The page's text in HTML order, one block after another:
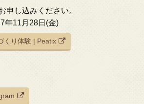
申し込みください。
年11月28日(金)
くり体験 | Peatix